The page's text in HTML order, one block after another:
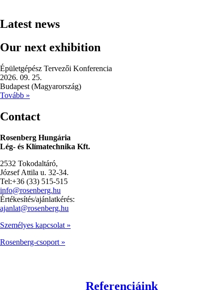
Latest news
Our next exhibition
Épületgépész Tervezői Konferencia
2026. 09. 25.
Budapest (Magyarország)
Tovább »
Contact
Rosenberg Hungária
Lég- és Klímatechnika Kft.
2532 Tokodaltáró,
József Attila u. 32-34.
Tel:+36 (33) 515-515
info@rosenberg.hu
Értékesítés/ajánlatkérés:
ajanlat@rosenberg.hu
Személyes kapcsolat »
Rosenberg-csoport »
Referenciáink